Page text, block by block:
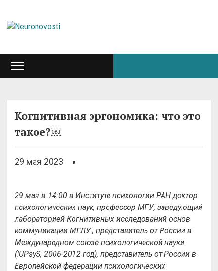
Когнитивная эргономика: что это
такое?￼
29 мая 2023
29 мая в 14:00 в Институте психологии РАН доктор
психологических наук, профессор МГУ, заведующий
лабораторией Когнитивных исследований основ
коммуникации МГЛУ , представитель от России в
Международном союзе психологической науки
(IUPsyS, 2006-2012 год), представитель от России в
Европейской федерации психологических